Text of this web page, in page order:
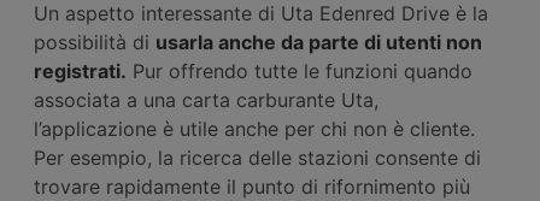
Un aspetto interessante di Uta Edenred Drive è la
possibilità di usarla anche da parte di utenti non
registrati. Pur offrendo tutte le funzioni quando
associata a una carta carburante Uta,
l’applicazione è utile anche per chi non è cliente.
Per esempio, la ricerca delle stazioni consente di
trovare rapidamente il punto di rifornimento più